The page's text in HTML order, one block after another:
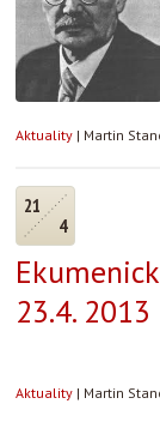
Aktuality | Martin
21
4
23.4. 2013
Aktuality | Martin